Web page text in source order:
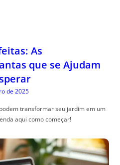
As
que se Ajudam
de 2025
transformar seu jardim em um
aqui como começar!